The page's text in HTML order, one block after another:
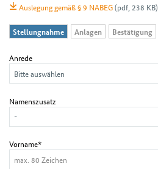
Auslegung gemäß § 9 NABEG(pdf, 238 KB)
Stellungnahme Anlagen Bestätigung
Anrede
Namenszusatz
Vorname*